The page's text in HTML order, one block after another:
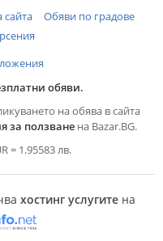
сайта
Обяви по градове
обяви.
на обява в сайта
за ползване на Bazar.BG.
= 1.95583 лв.
хостинг услугитена